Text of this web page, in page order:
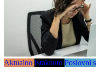
Aktualno Istaknuto Poslovni